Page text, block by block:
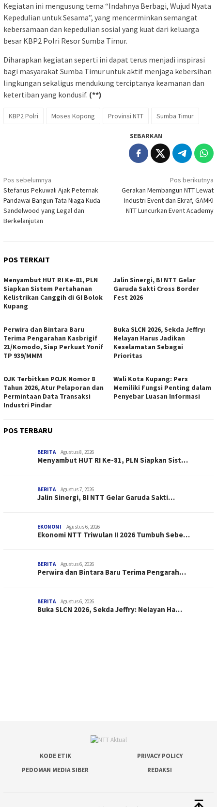
Kegiatan ini mengusung tema “Indahnya Berbagi, Wujud Nyata
Kepedulian untuk Sesama”, yang mencerminkan semangat
kebersamaan dan kepedulian sosial yang kuat dari keluarga
besar KBP2 Polri Resor Sumba Timur.
Diharapkan kegiatan seperti ini dapat terus menjadi inspirasi
bagi masyarakat Sumba Timur untuk aktif menjaga kebersihan
lingkungan sekaligus mendukung terciptanya keamanan dan
ketertiban yang kondusif. (**)
KBP2 Polri Moses Kopong Provinsi NTT Sumba Timur
SEBARKAN
Navigasi
pos
Pos sebelumnya
Stefanus Pekuwali Ajak Peternak
Pandawai Bangun Tata Niaga Kuda
Sandelwood yang Legal dan
Berkelanjutan
Pos berikutnya
Gerakan Membangun NTT Lewat
Industri Event dan Ekraf, GAMKI
NTT Luncurkan Event Academy
POS TERKAIT
Menyambut HUT RI Ke-81, PLN
Siapkan Sistem Pertahanan
Kelistrikan Canggih di GI Bolok
Kupang
Jalin Sinergi, BI NTT Gelar
Garuda Sakti Cross Border
Fest 2026
Perwira dan Bintara Baru
Terima Pengarahan Kasbrigif
21/Komodo, Siap Perkuat Yonif
TP 939/MMM
Buka SLCN 2026, Sekda Jeffry:
Nelayan Harus Jadikan
Keselamatan Sebagai
Prioritas
OJK Terbitkan POJK Nomor 8
Tahun 2026, Atur Pelaporan dan
Permintaan Data Transaksi
Industri Pindar
Wali Kota Kupang: Pers
Memiliki Fungsi Penting dalam
Penyebar Luasan Informasi
POS TERBARU
BERITA Agustus 8, 2026
Menyambut HUT RI Ke-81, PLN Siapkan Sist…
BERITA Agustus 7, 2026
Jalin Sinergi, BI NTT Gelar Garuda Sakti…
EKONOMI Agustus 6, 2026
Ekonomi NTT Triwulan II 2026 Tumbuh Sebe…
BERITA Agustus 6, 2026
Perwira dan Bintara Baru Terima Pengarah…
BERITA Agustus 6, 2026
Buka SLCN 2026, Sekda Jeffry: Nelayan Ha…
KODE ETIK
PRIVACY POLICY
PEDOMAN MEDIA SIBER
REDAKSI